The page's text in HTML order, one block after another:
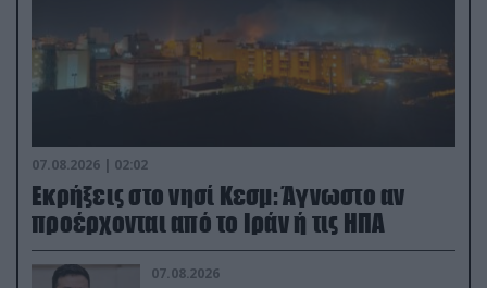
07.08.2026 | 02:02
Εκρήξεις στο νησί Κεσμ: Άγνωστο αν
προέρχονται από το Ιράν ή τις ΗΠΑ
07.08.2026